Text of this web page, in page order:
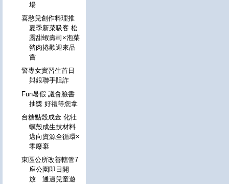
場
喜憨兒創作料理推
夏季新菜吸客 松
露甜蝦壽司×泡菜
豬肉捲歡迎來品
嘗
警專女實習生首日
與銀聯手阻詐
Fun暑假 議會臉書
抽獎 好禮等您拿
台糖點殼成金 化牡
蠣殼成生技材料
邁向資源全循環×
零廢棄
東區公所改善轄管7
座公園即日開
放 通過兒童遊